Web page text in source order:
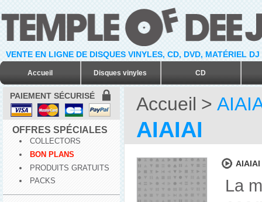
VENTE EN LIGNE DE DISQUES VINYLES, CD, DVD, MATÉRIEL
Accueil Disques vinyles CD
PAIEMENT SÉCURISÉ
OFFRES SPÉCIALES
COLLECTORS
BON PLANS
PRODUITS GRATUITS
PACKS
Accueil >
AIAIAI
La